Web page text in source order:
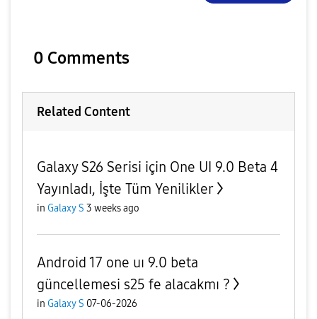
0 Comments
Related Content
Galaxy S26 Serisi için One UI 9.0 Beta 4
Yayınladı, İşte Tüm Yenilikler
in Galaxy S 3 weeks ago
Android 17 one uı 9.0 beta
güncellemesi s25 fe alacakmı ?
in Galaxy S 07-06-2026